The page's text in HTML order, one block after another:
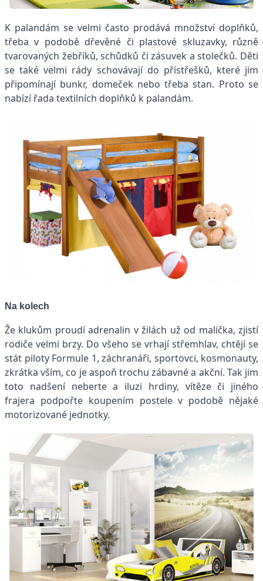
K palandám se velmi často prodává množství doplňků,
třeba v podobě dřevěné či plastové skluzavky, různě
tvarovaných žebříků, schůdků či zásuvek a stolečků. Děti
se také velmi rády schovávají do přístřešků, které jim
připomínají bunkr, domeček nebo třeba stan. Proto se
nabízí řada textilních doplňků k palandám.
Na kolech
Že klukům proudí adrenalin v žilách už od malička, zjistí
rodiče velmi brzy. Do všeho se vrhají střemhlav, chtějí se
stát piloty Formule 1, záchranáři, sportovci, kosmonauty,
zkrátka vším, co je aspoň trochu zábavné a akční. Tak jim
toto nadšení neberte a iluzi hrdiny, vítěze či jiného
frajera podpořte koupením postele v podobě nějaké
motorizované jednotky.